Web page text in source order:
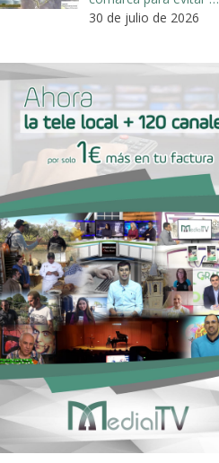
30 de julio de 2026